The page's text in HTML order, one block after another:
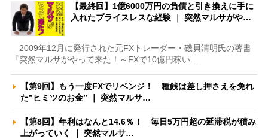
【最終回】1億6000万円の負債と引き換えに手に
入れたプライスレスな経験 ｜ 突然マルサがや…
2009年12月に発行された元FXトレーダー・磯貝清明氏の著書
『突然マルサがやって来た！～FXで10億円稼い…
【第9回】もう一度FXでリベンジ！ 種銭は差し押さえを免れ
た”ヒミツのお金” ｜ 突然マルサ…
【第8回】年利はなんと14.6％！ 毎日5万円超の延滞税が積み
上がっていく ｜ 突然マルサ…